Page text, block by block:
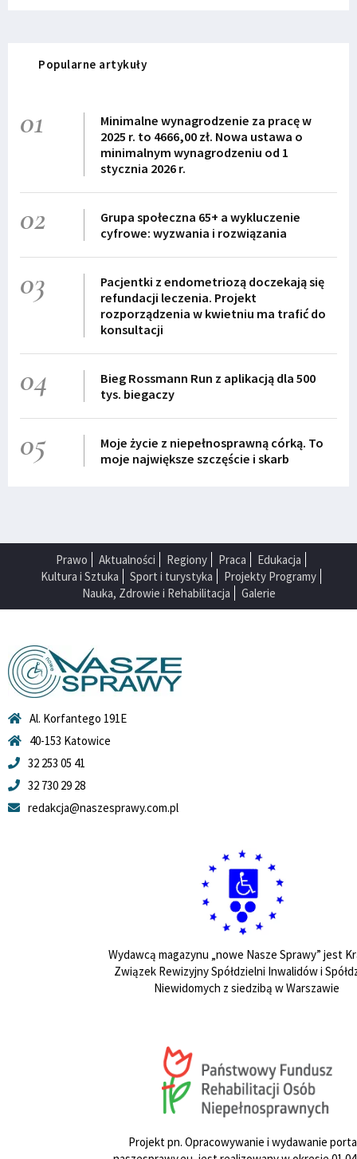
Popularne artykuły
01
Minimalne wynagrodzenie za pracę w
2025 r. to 4666,00 zł. Nowa ustawa o
minimalnym wynagrodzeniu od 1
stycznia 2026 r.
02
Grupa społeczna 65+ a wykluczenie
cyfrowe: wyzwania i rozwiązania
03
Pacjentki z endometriozą doczekają się
refundacji leczenia. Projekt
rozporządzenia w kwietniu ma trafić do
konsultacji
04
Bieg Rossmann Run z aplikacją dla 500
tys. biegaczy
05
Moje życie z niepełnosprawną córką. To
moje największe szczęście i skarb
Prawo Aktualności Regiony Praca
Edukacja
Kultura i Sztuka
Sport i turystyka
Projekty Programy
Nauka, Zdrowie i Rehabilitacja
Galerie
Al. Korfantego 191E
40-153 Katowice
32 253 05 41
32 730 29 28
redakcja@naszesprawy.com.pl
Wydawcą magazynu „nowe Nasze Sprawy” jest
Związek Rewizyjny Spółdzielni Inwalidów i
Niewidomych z siedzibą w Warszawie
Projekt pn. Opracowywanie i wydawanie